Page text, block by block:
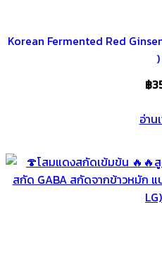
Korean Fermented Red
)
฿
อ่าน